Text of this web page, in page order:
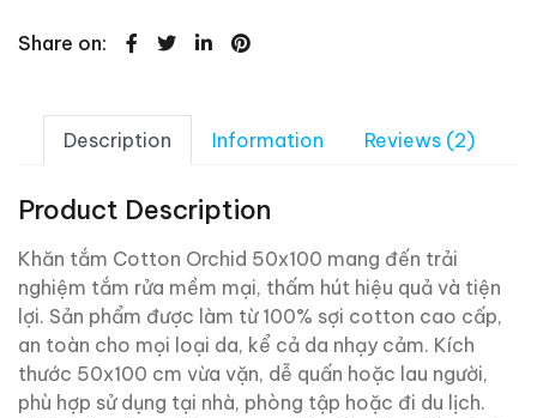
Share on:
Description Information Reviews (2)
Product Description
Khăn tắm Cotton Orchid 50x100 mang đến trải
nghiệm tắm rửa mềm mại, thấm hút hiệu quả và tiện
lợi. Sản phẩm được làm từ 100% sợi cotton cao cấp,
an toàn cho mọi loại da, kể cả da nhạy cảm. Kích
thước 50x100 cm vừa vặn, dễ quấn hoặc lau người,
phù hợp sử dụng tại nhà, phòng tập hoặc đi du lịch.